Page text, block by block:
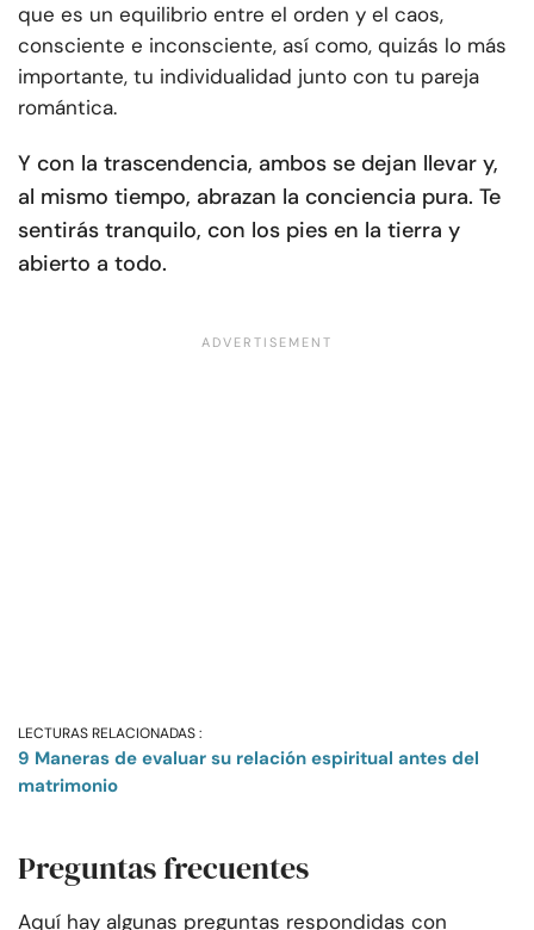
que es un equilibrio entre el orden y el caos,
consciente e inconsciente, así como, quizás lo más
importante, tu individualidad junto con tu pareja
romántica.
Y con la trascendencia, ambos se dejan llevar y,
al mismo tiempo, abrazan la conciencia pura. Te
sentirás tranquilo, con los pies en la tierra y
abierto a todo.
LECTURAS RELACIONADAS :
9 Maneras de evaluar su relación espiritual antes del
matrimonio
Preguntas frecuentes
Aquí hay algunas preguntas respondidas con